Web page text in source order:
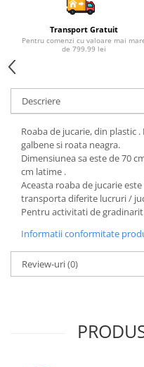
Arme de jucarie
Ateliere si bancuri de lucru
Bucatarii copii
Casute de papusi si mobilier
Cuburi si caramizi
Elicoptere, avioane si nave
jucarie
Figurine
Frumusete, bijuterii si
Instrumente muzicale de
Jocuri de societate
Motociclete de jucarie
Transport Gratuit
Pentru comenzi cu valoare mai
de 799.99 lei
Descriere
Roaba de jucarie, din plastic
galbene si roata neagra.
Dimensiunea sa este de 70
cm latime .
Aceasta roaba de jucarie
transporta diferite lucruri /
Pentru activitati de
Informatii conformitate
Review-uri(0)